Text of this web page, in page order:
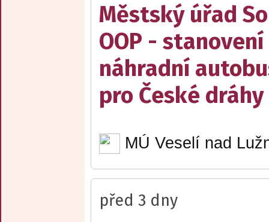
Městský úřad
OOP -
náhradní
pro České dráhy
MÚ Veselí nad
před 3 dny